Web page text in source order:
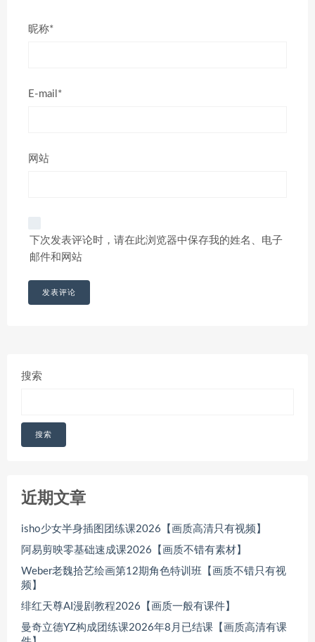
昵称*
E-mail*
网站
下次发表评论时，请在此浏览器中保存我的姓名、电子
邮件和网站
搜索
搜索
近期文章
isho少女半身插图团练课2026【画质高清只有视频】
阿易剪映零基础速成课2026【画质不错有素材】
Weber老魏拾艺绘画第12期角色特训班【画质不错只有视
频】
绯红天尊AI漫剧教程2026【画质一般有课件】
曼奇立德YZ构成团练课2026年8月已结课【画质高清有课